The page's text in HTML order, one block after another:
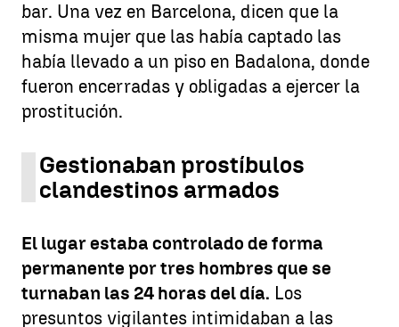
bar. Una vez en Barcelona, dicen que la
misma mujer que las había captado las
había llevado a un piso en Badalona, donde
fueron encerradas y obligadas a ejercer la
prostitución.
Gestionaban prostíbulos
clandestinos armados
El lugar estaba controlado de forma
permanente por tres hombres que se
turnaban las 24 horas del día. Los
presuntos vigilantes intimidaban a las